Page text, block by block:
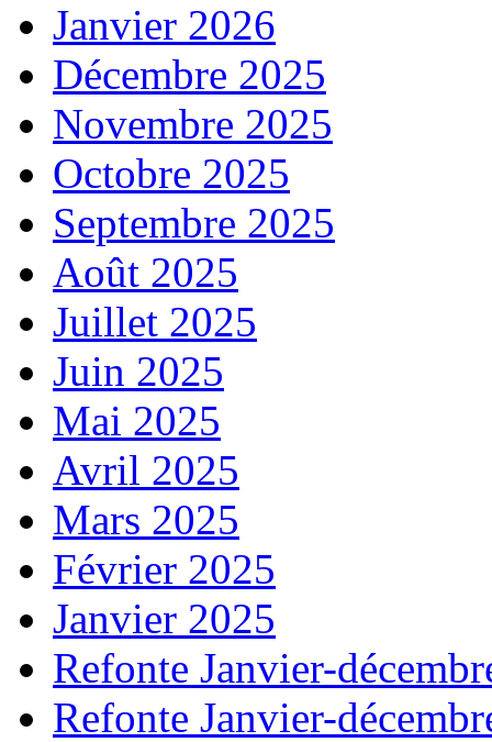
Janvier 2026
Décembre 2025
Novembre 2025
Octobre 2025
Septembre 2025
Août 2025
Juillet 2025
Juin 2025
Mai 2025
Avril 2025
Mars 2025
Février 2025
Janvier 2025
Refonte Janvier-
Refonte Janvier-